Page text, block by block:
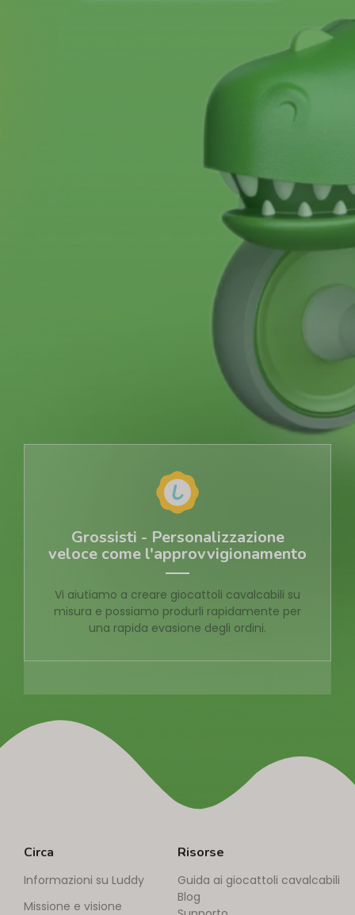
Grossisti - Personalizzazione
veloce come l'approvvigionamento
Vi aiutiamo a creare giocattoli cavalcabili su
misura e possiamo produrli rapidamente per
una rapida evasione degli ordini.
Circa
Informazioni su Luddy
Missione e visione
Risorse
Guida ai giocattoli cavalcabili
Blog